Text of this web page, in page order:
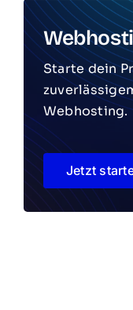
Starte dein
Webhosting.
Jetzt